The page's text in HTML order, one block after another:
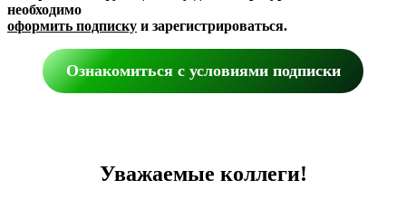
необходимо
оформить подписку и зарегистрироваться.
Ознакомиться с условиями подписки
Уважаемые коллеги!